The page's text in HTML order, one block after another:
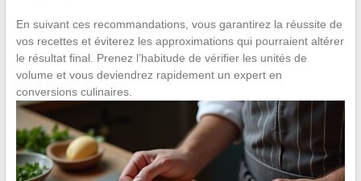
En suivant ces recommandations, vous garantirez la réussite de
vos recettes et éviterez les approximations qui pourraient altérer
le résultat final. Prenez l’habitude de vérifier les unités de
volume et vous deviendrez rapidement un expert en
conversions culinaires.